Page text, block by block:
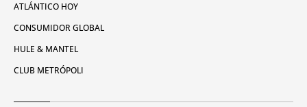
ATLÁNTICO HOY
CONSUMIDOR GLOBAL
HULE & MANTEL
CLUB METRÓPOLI